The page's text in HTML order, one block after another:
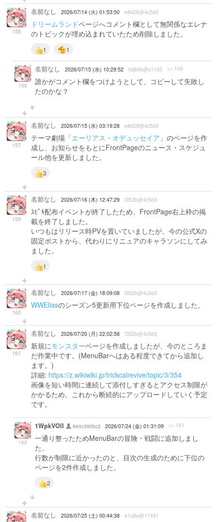
156
名前なし 2026/07/14 (火) 01:53:50 e8428@4c5d3
ドリームランドページへコメント欄として無関係なエレナ
のトピックが埋め込まれていたため削除しました。
1 1
158
名前なし 2026/07/15 (水) 10:29:52 0d846@c1135 >> 156
誰かがコメント欄をつけようとして、コピーして失敗し
たのかな？
157
名前なし 2026/07/15 (水) 03:19:28 e8428@4c5d3
テーマ劇場「エーリアス・オデュッセイア 」のページを作
成し、お知らせをもとにFrontPageのニュース・スケジュ
ール他を更新しました。
3
159
名前なし 2026/07/16 (木) 12:47:29 f352b@4c5d3
ｽﾋﾟｷ配布イベントが終了したため、FrontPage右上枠の掲
載を終了しました。
いつもはリリース時PVを置いていましたが、今の公式Xの
固定ポストから、代わりにリニュアのキャラソンにしてみ
ました。
1
160
名前なし 2026/07/17 (金) 18:09:08 f352b@4c5d3
WWEliasのシーズン5更新用下位ページを作成しました。
161
名前なし 2026/07/20 (月) 22:02:58 f352b@4c5d3
新規にモンスターページを作成しましたが、今のところま
だ作業中です。(MenuBarへはある程度できてから追加し
ます。)
詳細: https://z.wikiwiki.jp/trickcalrevive/topic/3/354
画像を短い時間に連続して添付しすぎるとアクセス制限が
かかるため、これから断続的にアップロードしていく予定
です。
162
1WpkVOlI 940c390bc2 2026/07/24 (金) 01:31:09 >> 161
一通り整ったためMenuBarの冒険・戦闘に追加しまし
た。
行数が制限に近かったのと、目次の生成のために下位の
ページを2件作成しました。
2
名前なし 2026/07/25 (土) 00:44:38 41a8e@17491